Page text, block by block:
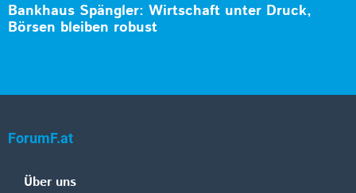
Bankhaus Spängler: Wirtschaft unter Druck,
Börsen bleiben robust
ForumF.at
Über uns